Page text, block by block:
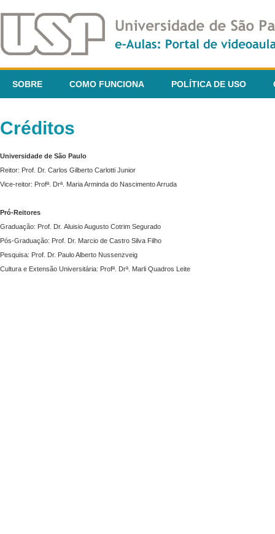
SOBRE COMO FUNCIONA POLÍTICA DE USO
Créditos
Universidade de São Paulo
Reitor: Prof. Dr. Carlos Gilberto Carlotti Junior
Vice-reitor: Profª. Drª. Maria Arminda do Nascimento Arruda
Pró-Reitores
Graduação: Prof. Dr. Aluisio Augusto Cotrim Segurado
Pós-Graduação: Prof. Dr. Marcio de Castro Silva Filho
Pesquisa: Prof. Dr. Paulo Alberto Nussenzveig
Cultura e Extensão Universitária: Profª. Drª. Marli Quadros Leite